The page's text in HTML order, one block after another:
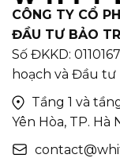
CÔNG TY CỔ
ĐẦU TƯ BẢO
Số ĐKKD:
hoạch và Đầu tư
Tầng 1 và
Yên Hòa, TP. Hà